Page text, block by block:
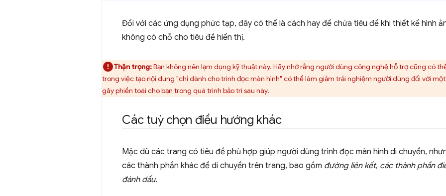
Đối với các ứng dụng phức tạp, đây có thể là cách hay để chứa tiêu đề khi thiết kế hình
không có chỗ cho tiêu đề hiển thị.
Thận trọng:Bạn không nên lạm dụng kỹ thuật này. Hãy nhớ rằng người dùng công nghệ hỗ trợ cũng có
trong việc tạo nội dung "chỉ dành cho trình đọc màn hình" có thể làm giảm trải nghiệm người dùng đối với
gây phiền toái cho bạn trong quá trình bảo trì sau này.
Các tuỳ chọn điều hướng khác
Mặc dù các trang có tiêu đề phù hợp giúp người dùng trình đọc màn hình di chuyển,
các thành phần khác để di chuyển trên trang, bao gồm đường liên kết, các thành phần
đánh dấu.